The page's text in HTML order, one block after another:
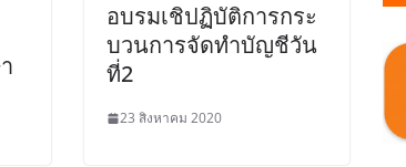
อบรมเชิปฏิบัติการกระ
บวนการจัดทำบัญชีวัน
ที่2
23 สิงหาคม 2020